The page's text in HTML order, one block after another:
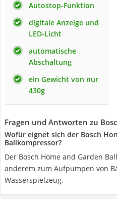
Autostop-Funktion
digitale Anzeige und
LED-Licht
automatische
Abschaltung
ein Gewicht von nur
430g
Fragen und Antworten zu
Wofür eignet sich der Bosch
Ballkompressor?
Der Bosch Home and Garden
anderem zum Aufpumpen von
Wasserspielzeug.